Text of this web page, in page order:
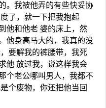
。我被他弄的有些快妥协
了，就一下把我抱起
他和他老 婆的床上，然
他身高马大的，我真的没
要解我的裤腰带，我死
他 放过我，说这样我会
个老公哪叫男人，我都不
个废物，你还把他当回